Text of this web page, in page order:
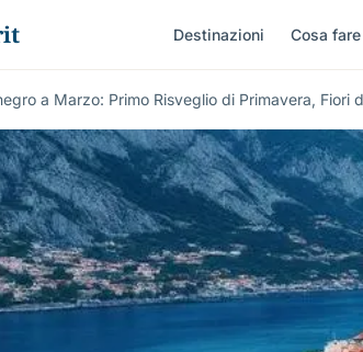
Destinazioni Cosa fare
a Marzo: Primo Risveglio di Primavera, Fiori